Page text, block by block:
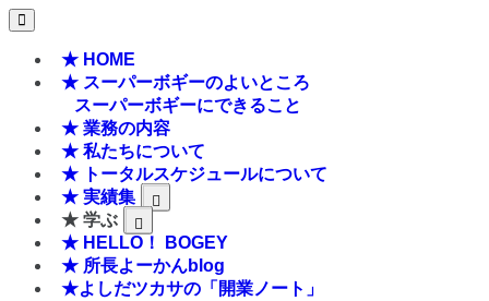
★ HOME
★ スーパーボギーのよいところ
スーパーボギーにできること
★ 業務の内容
★ 私たちについて
★ トータルスケジュールについて
★ 実績集
★ 学ぶ
★ HELLO！ BOGEY
★ 所長よーかんblog
★よしだツカサの「開業ノート」